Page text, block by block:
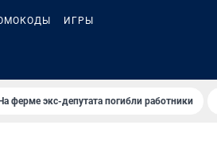
ИГРЫ
На ферме экс-депутата погибли работники